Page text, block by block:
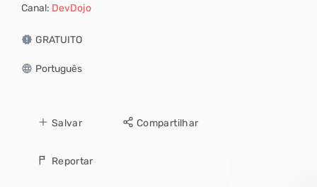
Canal: DevDojo
GRATUITO
Português
Salvar Compartilhar
Reportar